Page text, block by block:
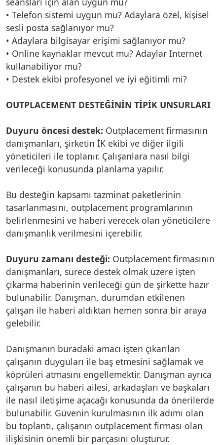
• Telefon sistemi uygun mu? Adaylara özel, kişisel
sesli posta sağlanıyor mu?
• Adaylara bilgisayar erişimi sağlanıyor mu?
• Online kaynaklar mevcut mu? Adaylar Internet
kullanabiliyor mu?
• Destek ekibi profesyonel ve iyi eğitimli mi?
OUTPLACEMENT DESTEĞİNİN TİPİK UNSURLARI
Duyuru öncesi destek: Outplacement firmasının
danışmanları, şirketin İK ekibi ve diğer ilgili
yöneticileri ile toplanır. Çalışanlara nasıl bilgi
verileceği konusunda planlama yapılır.
Bu desteğin kapsamı tazminat paketlerinin
tasarlanmasını, outplacement programlarının
belirlenmesini ve haberi verecek olan yöneticilere
danışmanlık verilmesini içerebilir.
Duyuru zamanı desteği: Outplacement firmasının
danışmanları, sürece destek olmak üzere işten
çıkarma haberinin verileceği gün de şirkette hazır
bulunabilir. Danışman, durumdan etkilenen
çalışan ile haberi aldıktan hemen sonra bir araya
gelebilir.
Danışmanın buradaki amacı işten çıkarılan
çalışanın duyguları ile baş etmesini sağlamak ve
köprüleri atmasını engellemektir. Danışman ayrıca
çalışanın bu haberi ailesi, arkadaşları ve başkaları
ile nasıl iletişime açacağı konusunda da önerilerde
bulunabilir. Güvenin kurulmasının ilk adımı olan
bu toplantı, çalışanın outplacement firması olan
ilişkisinin önemli bir parçasını oluşturur.